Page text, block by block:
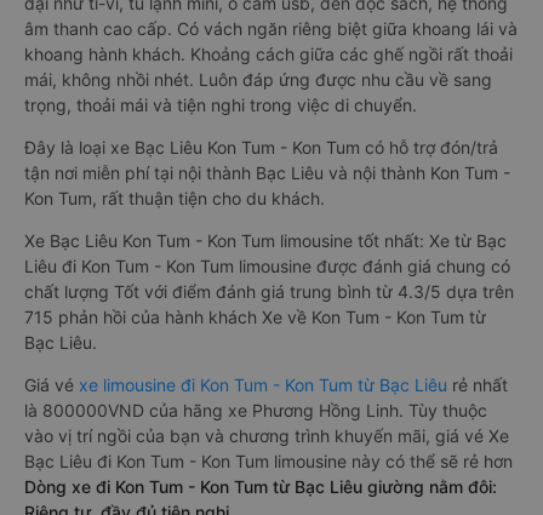
âm thanh cao cấp. Có vách ngăn riêng biệt giữa khoang lái và
khoang hành khách. Khoảng cách giữa các ghế ngồi rất thoải
mái, không nhồi nhét. Luôn đáp ứng được nhu cầu về sang
trọng, thoải mái và tiện nghi trong việc di chuyển.
Đây là loại xe Bạc Liêu Kon Tum - Kon Tum có hỗ trợ đón/trả
tận nơi miễn phí tại nội thành Bạc Liêu và nội thành Kon Tum -
Kon Tum, rất thuận tiện cho du khách.
Xe Bạc Liêu Kon Tum - Kon Tum limousine tốt nhất: Xe từ Bạc
Liêu đi Kon Tum - Kon Tum limousine được đánh giá chung có
chất lượng Tốt với điểm đánh giá trung bình từ 4.3/5 dựa trên
715 phản hồi của hành khách Xe về Kon Tum - Kon Tum từ
Bạc Liêu.
Giá vé xe limousine đi Kon Tum - Kon Tum từ Bạc Liêu rẻ nhất
là 800000VND của hãng xe Phương Hồng Linh. Tùy thuộc
vào vị trí ngồi của bạn và chương trình khuyến mãi, giá vé Xe
Bạc Liêu đi Kon Tum - Kon Tum limousine này có thể sẽ rẻ hơn
Dòng xe đi Kon Tum - Kon Tum từ Bạc Liêu giường nằm đôi: